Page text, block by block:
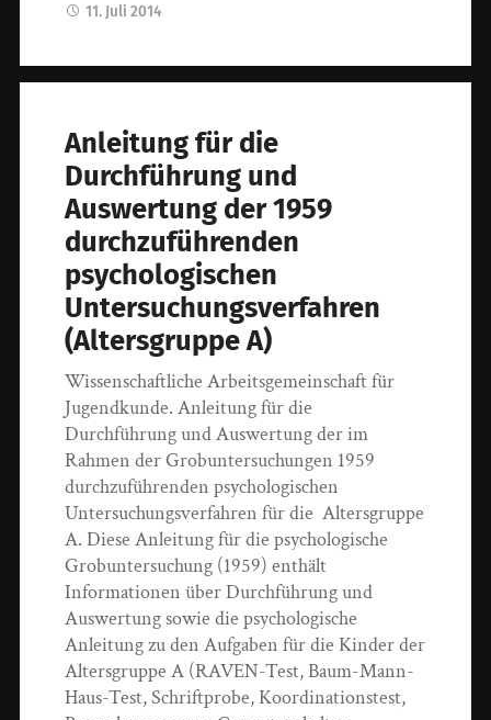
11. Juli 2014
Anleitung für die
Durchführung und
Auswertung der 1959
durchzuführenden
psychologischen
Untersuchungsverfahren
(Altersgruppe A)
Wissenschaftliche Arbeitsgemeinschaft für
Jugendkunde. Anleitung für die
Durchführung und Auswertung der im
Rahmen der Grobuntersuchungen 1959
durchzuführenden psychologischen
Untersuchungsverfahren für die Altersgruppe
A. Diese Anleitung für die psychologische
Grobuntersuchung (1959) enthält
Informationen über Durchführung und
Auswertung sowie die psychologische
Anleitung zu den Aufgaben für die Kinder der
Altersgruppe A (RAVEN-Test, Baum-Mann-
Haus-Test, Schriftprobe, Koordinationstest,